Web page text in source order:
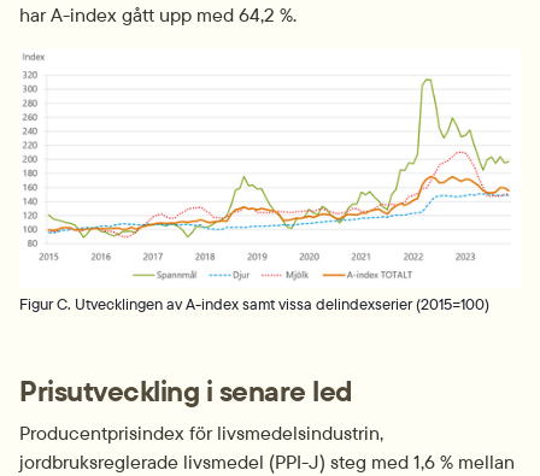
har A-index gått upp med 64,2 %.
Figur C. Utvecklingen av A-index samt vissa delindexserier (2015=100)
Prisutveckling i senare led
Producentprisindex för livsmedelsindustrin,
jordbruksreglerade livsmedel (PPI-J) steg med 1,6 % mellan